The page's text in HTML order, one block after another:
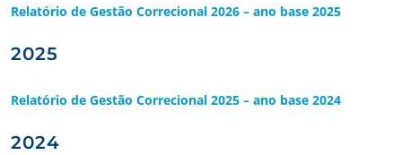
Relatório de Gestão Correcional 2026 – ano base 2025
2025
Relatório de Gestão Correcional 2025 – ano base 2024
2024